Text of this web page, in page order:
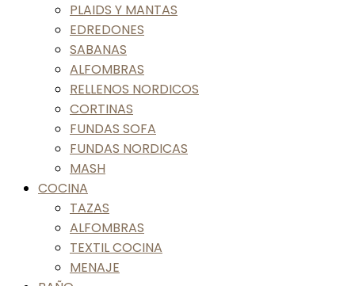
PLAIDS Y MANTAS
EDREDONES
SABANAS
ALFOMBRAS
RELLENOS NORDICOS
CORTINAS
FUNDAS SOFA
FUNDAS NORDICAS
MASH
COCINA
TAZAS
ALFOMBRAS
TEXTIL COCINA
MENAJE